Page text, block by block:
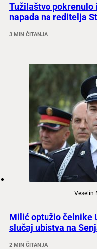
Tužilaštvo pokrenulo
napada na reditelja
3 MIN ČITANJA
Veselin
Milić optužio čelnike
slučaj ubistva na
2 MIN ČITANJA